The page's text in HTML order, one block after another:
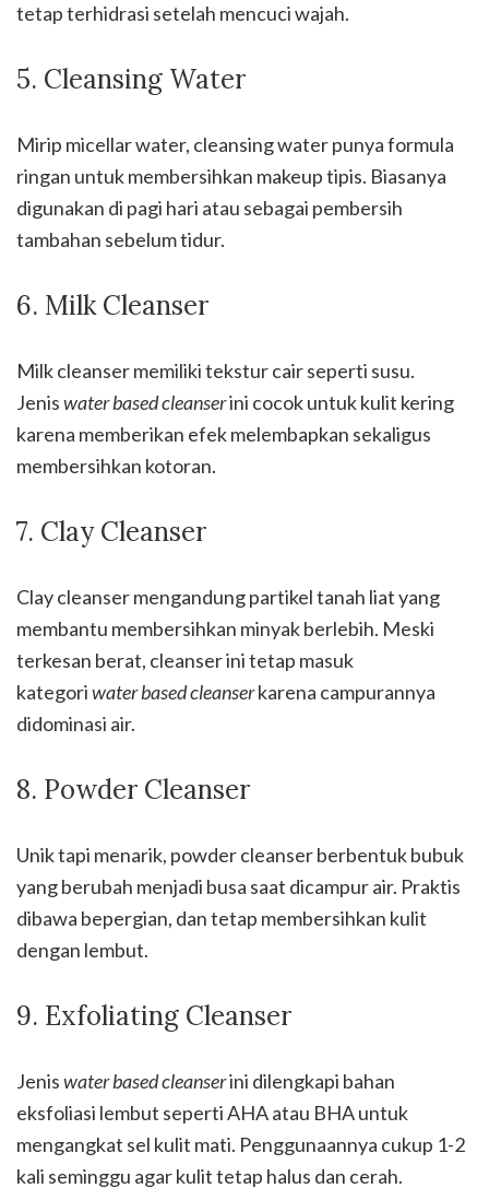
tetap terhidrasi setelah mencuci wajah.
5. Cleansing Water
Mirip micellar water, cleansing water punya formula
ringan untuk membersihkan makeup tipis. Biasanya
digunakan di pagi hari atau sebagai pembersih
tambahan sebelum tidur.
6. Milk Cleanser
Milk cleanser memiliki tekstur cair seperti susu.
Jeniswater based cleanserini cocok untuk kulit kering
karena memberikan efek melembapkan sekaligus
membersihkan kotoran.
7. Clay Cleanser
Clay cleanser mengandung partikel tanah liat yang
membantu membersihkan minyak berlebih. Meski
terkesan berat, cleanser ini tetap masuk
kategoriwater based cleanserkarena campurannya
didominasi air.
8. Powder Cleanser
Unik tapi menarik, powder cleanser berbentuk bubuk
yang berubah menjadi busa saat dicampur air. Praktis
dibawa bepergian, dan tetap membersihkan kulit
dengan lembut.
9. Exfoliating Cleanser
Jeniswater based cleanserini dilengkapi bahan
eksfoliasi lembut seperti AHA atau BHA untuk
mengangkat sel kulit mati. Penggunaannya cukup 1-2
kali seminggu agar kulit tetap halus dan cerah.